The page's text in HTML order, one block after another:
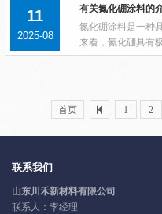
硼粉末直接加入到
11
2025-08
有关氮化硼涂料的
氮化硼涂料是一种
来看，氮化硼具有
这使得氮化硼涂料
首页 1 2
联系我们
山东川禾新材料有限公司
联系人：李经理